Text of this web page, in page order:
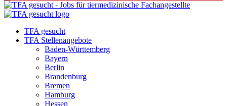
TFA gesucht
TFA Stellenangebote
Baden-Württemberg
Bayern
Berlin
Brandenburg
Bremen
Hamburg
Hessen